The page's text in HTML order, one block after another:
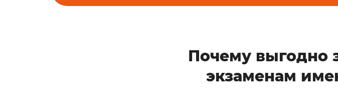
Почему выгодно
экзаменам